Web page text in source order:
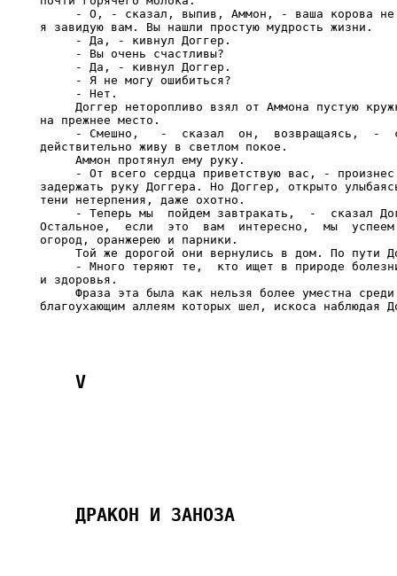
- О, - сказал, выпив, Аммон, - ваша корова
я завидую вам. Вы нашли простую мудрость жизни.
     - Да, - кивнул Доггер.
     - Вы очень счастливы?
     - Да, - кивнул Доггер.
     - Я не могу ошибиться?
     - Нет.
Доггер неторопливо взял от Аммона пустую
на прежнее место.
- Смешно,   -  сказал  он,  возвращаясь,  -
действительно живу в светлом покое.
     Аммон протянул ему руку.
- От всего сердца приветствую вас, -
задержать руку Доггера. Но Доггер, открыто
тени нетерпения, даже охотно.
- Теперь мы  пойдем завтракать,  -  сказал
Остальное,  если  это  вам  интересно,  мы
огород, оранжерею и парники.
Той же дорогой они вернулись в дом. По пути
- Много теряют те,  кто ищет в природе
и здоровья.
Фраза эта была как нельзя более уместна